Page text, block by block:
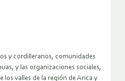
y cordilleranos, comunidades
y las organizaciones sociales,
los valles de la región de Arica y